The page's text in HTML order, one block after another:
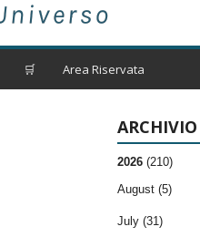
🛒 Area Riservata
2026 (210)
August (5)
July (31)